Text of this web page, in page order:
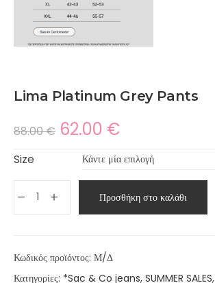
Lima Platinum Grey Pants
88.00€ 62.00 €
Size
Προσθήκη στο καλάθι
Κωδικός προϊόντος: Μ/Δ
Κατηγορίες: *Sac & Co jeans, SUMMER SALES,